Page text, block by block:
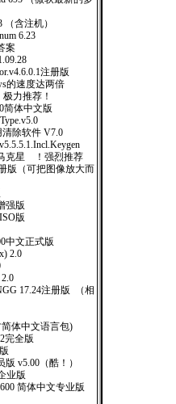
（含注机）
6.23
案
注册版
的速度达两倍
力推荐！
简体中文版
除软件 V7.0
克星 ！强烈推荐
版（可把图像放大而
强版
版
中文正式版
2.0
17.24注册版 （相
简体中文语言包)
完全版
v5.00（酷！）
业版
简体中文专业版